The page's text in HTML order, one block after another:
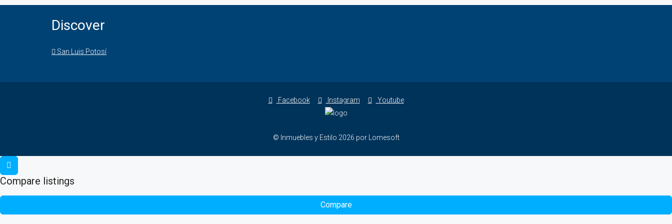
Discover
San Luis Potosí
Facebook Instagram Youtube
© Inmuebles y Estilo 2026 por Lomesoft
Compare listings
Compare